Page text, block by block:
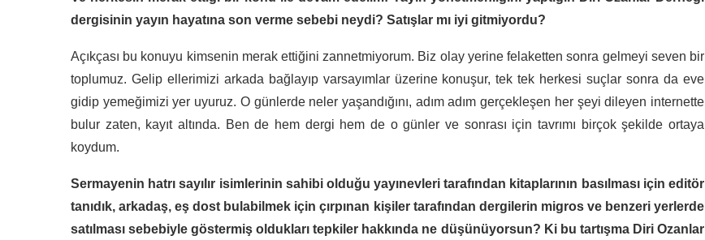
dergisinin yayın hayatına son verme sebebi neydi? Satışlar mı iyi gitmiyordu?
Açıkçası bu konuyu kimsenin merak ettiğini zannetmiyorum. Biz olay yerine felaketten sonra gelmeyi seven bir
toplumuz. Gelip ellerimizi arkada bağlayıp varsayımlar üzerine konuşur, tek tek herkesi suçlar sonra da eve
gidip yemeğimizi yer uyuruz. O günlerde neler yaşandığını, adım adım gerçekleşen her şeyi dileyen internette
bulur zaten, kayıt altında. Ben de hem dergi hem de o günler ve sonrası için tavrımı birçok şekilde ortaya
koydum.
Sermayenin hatrı sayılır isimlerinin sahibi olduğu yayınevleri tarafından kitaplarının basılması için editör
tanıdık, arkadaş, eş dost bulabilmek için çırpınan kişiler tarafından dergilerin migros ve benzeri yerlerde
satılması sebebiyle göstermiş oldukları tepkiler hakkında ne düşünüyorsun? Ki bu tartışma Diri Ozanlar